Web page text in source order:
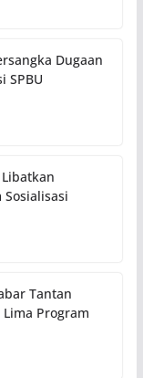
Dugaan
SPBU
Libatkan
Tantan
Program